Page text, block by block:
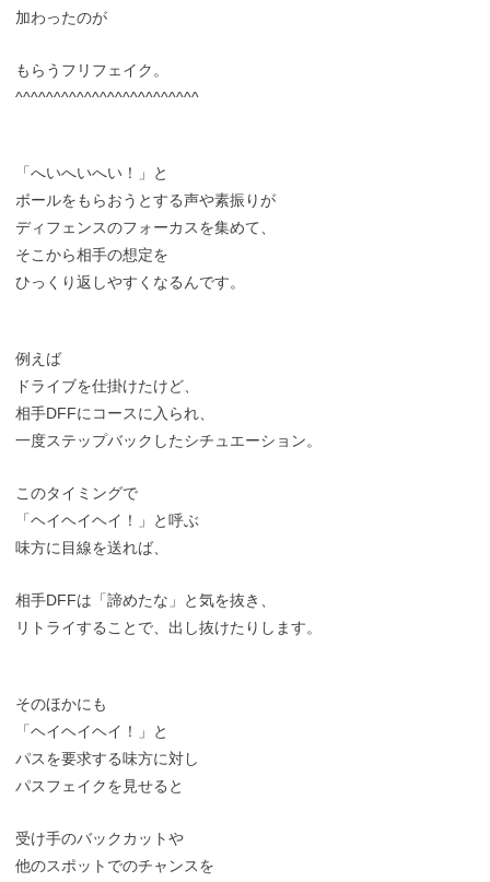
加わったのが
もらうフリフェイク。
^^^^^^^^^^^^^^^^^^^^^^^^
「へいへいへい！」と
ボールをもらおうとする声や素振りが
ディフェンスのフォーカスを集めて、
そこから相手の想定を
ひっくり返しやすくなるんです。
例えば
ドライブを仕掛けたけど、
相手DFFにコースに入られ、
一度ステップバックしたシチュエーション。
このタイミングで
「ヘイヘイヘイ！」と呼ぶ
味方に目線を送れば、
相手DFFは「諦めたな」と気を抜き、
リトライすることで、出し抜けたりします。
そのほかにも
「ヘイヘイヘイ！」と
パスを要求する味方に対し
パスフェイクを見せると
受け手のバックカットや
他のスポットでのチャンスを